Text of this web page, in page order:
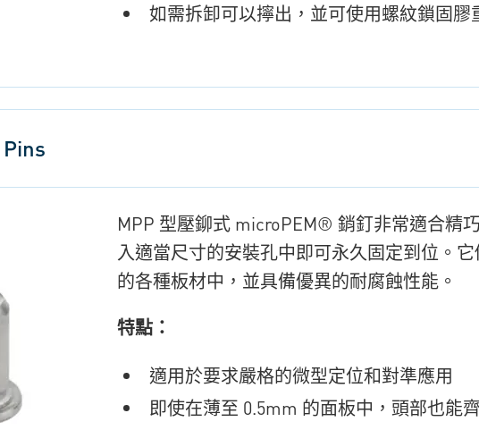
如需拆卸可以擰出，並可使用螺紋鎖固膠
MPP 型壓鉚式 microPEM® 銷釘非常適合精
入適當尺寸的安裝孔中即可永久固定到位。
的各種板材中，並具備優異的耐腐蝕性能。
特點：
適用於要求嚴格的微型定位和對準應用
即使在薄至 0.5mm 的面板中，頭部也能